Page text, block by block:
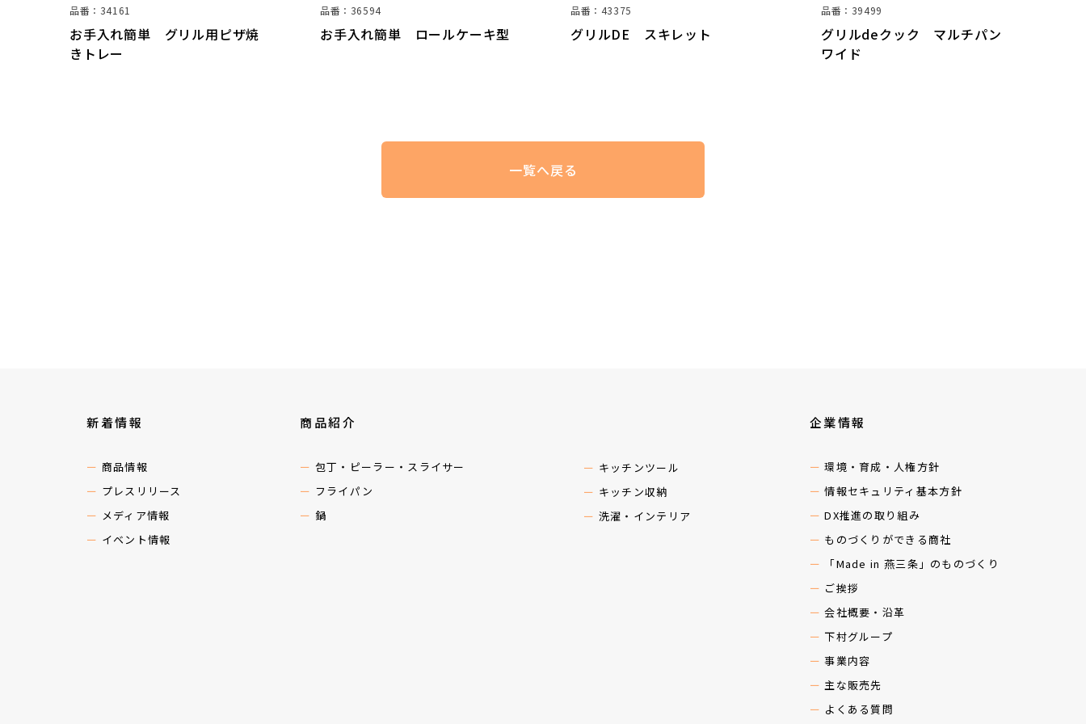
リル用ピザ焼 お手入れ簡単 ロールケーキ型 グリルDE スキレット
グリルdeクック マルチパン
グリルdeクック マルチパ
一覧へ戻る
新着情報
商品情報
プレスリリース
メディア情報
イベント情報
商品紹介
包丁・ピーラー・スライサー
フライパン
鍋
キッチンツール
キッチン収納
洗濯・インテリア
企業情報
環境・育成・人権方針
情報セキュリティ基本方針
DX推進の取り組み
ものづくりができる商社
「Made in 燕三条」のものづくり
ご挨拶
会社概要・沿革
下村グループ
事業内容
主な販売先
よくある質問